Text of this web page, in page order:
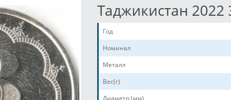
Таджикистан
Год
Номинал
Металл
Вес(г)